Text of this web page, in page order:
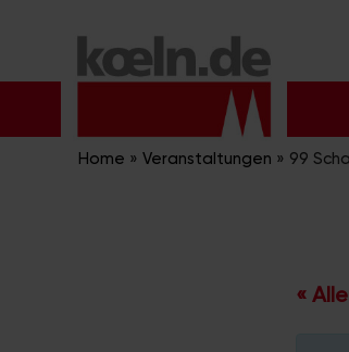
Inhalt
Home » Veranstaltungen » 99
«